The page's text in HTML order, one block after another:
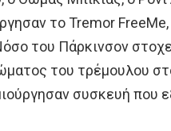
το Tremor
του Πάρκινσον
του τρέμουλου
συσκευή που